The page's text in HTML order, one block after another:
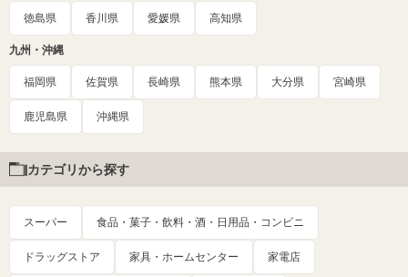
徳島県 香川県 愛媛県 高知県
九州・沖縄
福岡県 佐賀県 長崎県 熊本県 大分県 宮崎県
鹿児島県 沖縄県
カテゴリから探す
スーパー 食品・菓子・飲料・酒・日用品・コンビニ
ドラッグストア 家具・ホームセンター 家電店